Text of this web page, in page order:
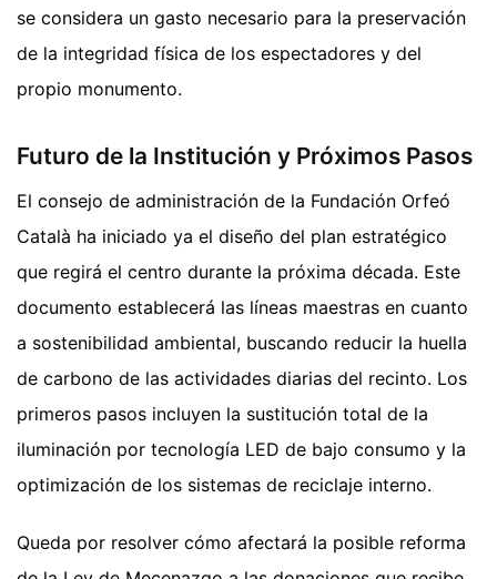
se considera un gasto necesario para la preservación
de la integridad física de los espectadores y del
propio monumento.
Futuro de la Institución y Próximos Pasos
El consejo de administración de la Fundación Orfeó
Català ha iniciado ya el diseño del plan estratégico
que regirá el centro durante la próxima década. Este
documento establecerá las líneas maestras en cuanto
a sostenibilidad ambiental, buscando reducir la huella
de carbono de las actividades diarias del recinto. Los
primeros pasos incluyen la sustitución total de la
iluminación por tecnología LED de bajo consumo y la
optimización de los sistemas de reciclaje interno.
Queda por resolver cómo afectará la posible reforma